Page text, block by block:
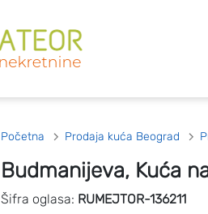
Početna Prodaja kuća Beograd
Budmanijeva, Kuća
Šifra oglasa: RUMEJTOR-136211